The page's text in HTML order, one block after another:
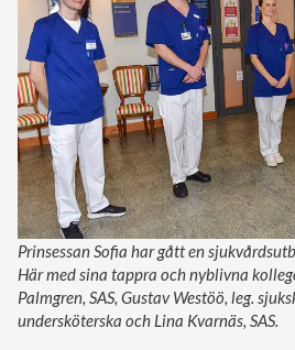
Prinsessan Sofia har gått en
Här med sina tappra och nyblivna
Palmgren, SAS, Gustav Westöö, leg.
undersköterska och Lina Kvarnäs, SAS.